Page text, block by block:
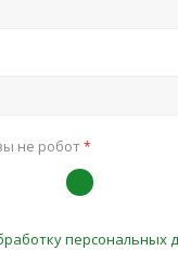
не робот*
персональных